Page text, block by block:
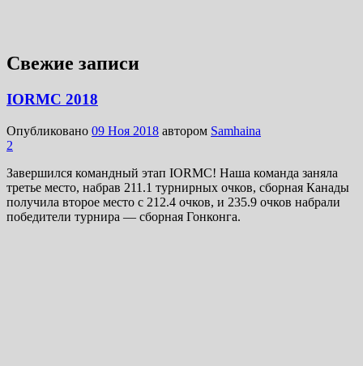
Свежие записи
IORMC 2018
Опубликовано 09 Ноя 2018 автором Samhaina
2
Завершился командный этап IORMC! Наша команда заняла
третье место, набрав 211.1 турнирных очков, сборная Канады
получила второе место с 212.4 очков, и 235.9 очков набрали
победители турнира — сборная Гонконга.